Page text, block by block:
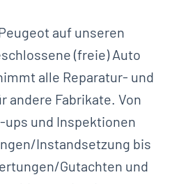
auf unseren
(freie) Auto
alle Reparatur- und
andere Fabrikate. Von
und Inspektionen
Instandsetzung bis
Gutachten und